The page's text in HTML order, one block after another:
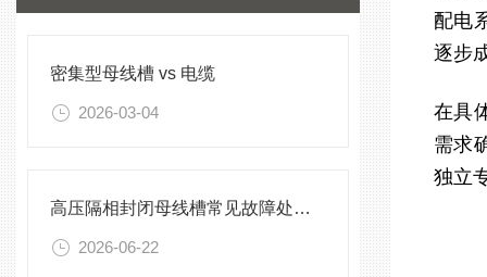
密集型母线槽 vs 电缆
2026-03-04
高压隔相封闭母线槽常见故障处理方案
2026-06-22
配电
逐步
在具
需求
独立